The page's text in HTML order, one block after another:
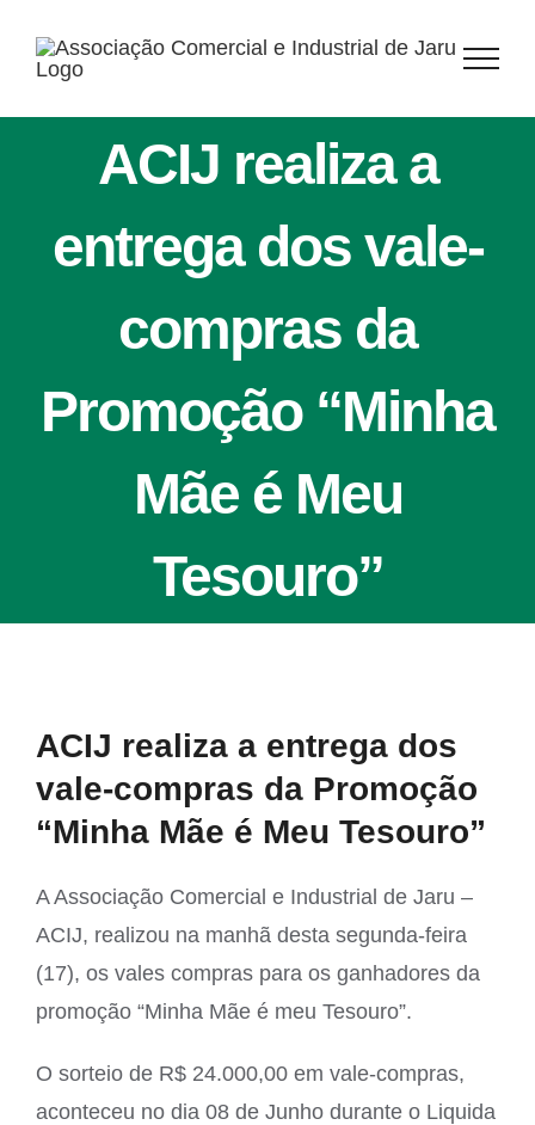
para
ACIJ realiza a
entrega dos vale-
compras da
Promoção “Minha
Mãe é Meu
Tesouro”
Larger
Image
ACIJ realiza a entrega dos
vale-compras da Promoção
“Minha Mãe é Meu Tesouro”
A Associação Comercial e Industrial de Jaru –
ACIJ, realizou na manhã desta segunda-feira
(17), os vales compras para os ganhadores da
promoção “Minha Mãe é meu Tesouro”.
O sorteio de R$ 24.000,00 em vale-compras,
aconteceu no dia 08 de Junho durante o Liquida